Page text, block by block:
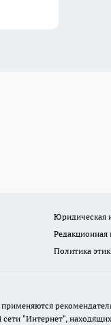
Юридическая
Редакционная
Политика
"Интернет",